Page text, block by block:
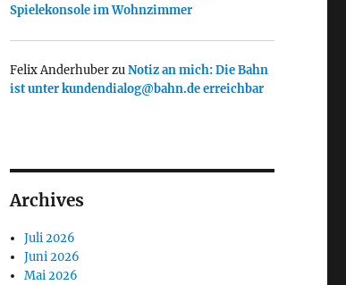
Spielekonsole im Wohnzimmer
Felix AnderhuberzuNotiz an mich: Die Bahn
ist unter kundendialog@bahn.de erreichbar
Archives
Juli 2026
Juni 2026
Mai 2026